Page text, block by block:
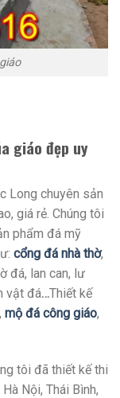
giáo đẹp uy
Long chuyên sản
giá rẻ. Chúng tôi
phẩm đá mỹ
cổng đá nhà thờ,
đá, lan can, lư
vật đá…Thiết kế
, mộ đá công giáo,
tôi đã thiết kế thi
Nội, Thái Bình,